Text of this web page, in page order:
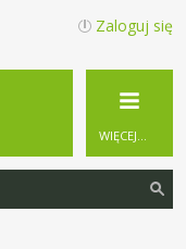
Zaloguj się
WIĘCEJ…